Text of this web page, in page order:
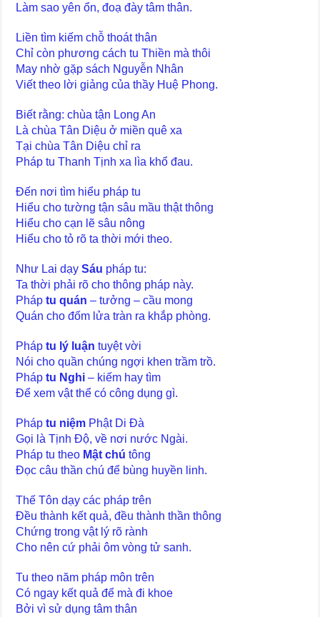
Làm sao yên ổn, đoạ đày tâm thân.
Liền tìm kiếm chỗ thoát thân
Chỉ còn phương cách tu Thiền mà thôi
May nhờ gặp sách Nguyễn Nhân
Viết theo lời giảng của thầy Huệ Phong.
Biết rằng: chùa tận Long An
Là chùa Tân Diệu ở miền quê xa
Tại chùa Tân Diệu chỉ ra
Pháp tu Thanh Tịnh xa lìa khổ đau.
Đến nơi tìm hiểu pháp tu
Hiểu cho tường tận sâu mầu thật thông
Hiểu cho cạn lẽ sâu nông
Hiểu cho tỏ rõ ta thời mới theo.
Như Lai dạySáu pháp tu:
Ta thời phải rõ cho thông pháp này.
Pháptu quán – tưởng – cầu mong
Quán cho đốm lửa tràn ra khắp phòng.
Pháptu lý luận tuyệt vời
Nói cho quần chúng ngợi khen trầm trồ.
Pháptu Nghi – kiếm hay tìm
Để xem vật thể có công dụng gì.
Pháptu niệm Phật Di Đà
Gọi là Tịnh Độ, về nơi nước Ngài.
Pháp tu theo Mật chú tông
Đọc câu thần chú để bùng huyền linh.
Thế Tôn dạy các pháp trên
Đều thành kết quả, đều thành thần thông
Chứng trong vật lý rõ rành
Cho nên cứ phải ôm vòng tử sanh.
Tu theo năm pháp môn trên
Có ngay kết quả để mà đi khoe
Bởi vì sử dụng tâm thân